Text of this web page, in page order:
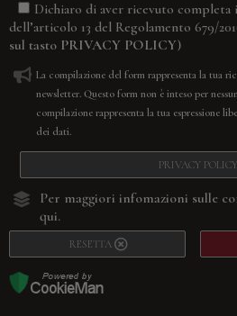
Dichiaro di aver ricevuto completa
dell’articolo 13 del Regolamento 679/
sul tasto PRIVACY POLICY)
La compilazione del form rappresenta la tua
newsletter. Questo form non è inteso per
compilazione rappresenta la tua espressione
dei dati.
PRIVACY POLICY
Per maggiori infomazioni sulle
qui.
RESETTA